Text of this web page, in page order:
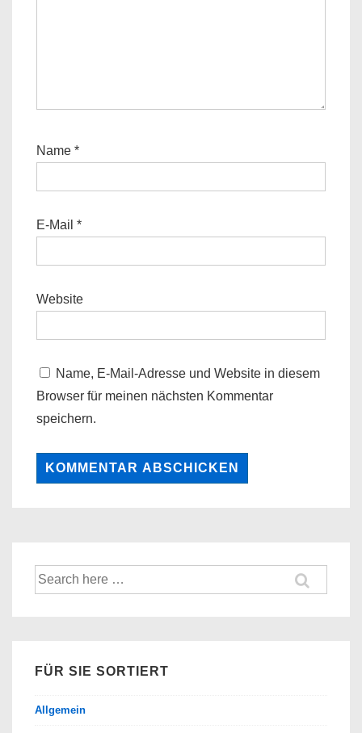
Name *
E-Mail *
Website
Name, E-Mail-Adresse und Website in diesem
Browser für meinen nächsten Kommentar
speichern.
Suche
nach:
FÜR SIE SORTIERT
Allgemein